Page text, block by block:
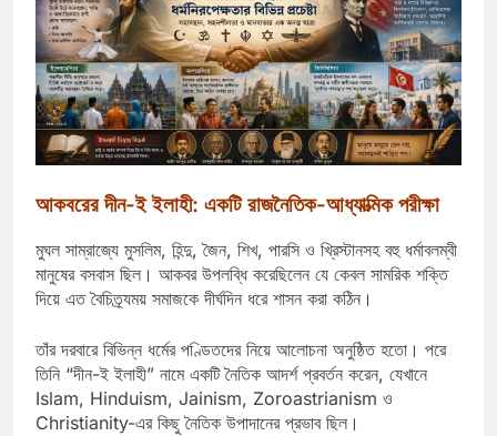
আকবরের দীন-ই ইলাহী: একটি রাজনৈতিক-আধ্যাত্মিক পরীক্ষা
মুঘল সাম্রাজ্যে মুসলিম, হিন্দু, জৈন, শিখ, পারসি ও খ্রিস্টানসহ বহু ধর্মাবলম্বী
মানুষের বসবাস ছিল। আকবর উপলব্ধি করেছিলেন যে কেবল সামরিক শক্তি
দিয়ে এত বৈচিত্র্যময় সমাজকে দীর্ঘদিন ধরে শাসন করা কঠিন।
তাঁর দরবারে বিভিন্ন ধর্মের পণ্ডিতদের নিয়ে আলোচনা অনুষ্ঠিত হতো। পরে
তিনি “দীন-ই ইলাহী” নামে একটি নৈতিক আদর্শ প্রবর্তন করেন, যেখানে
Islam, Hinduism, Jainism, Zoroastrianism ও
Christianity-এর কিছু নৈতিক উপাদানের প্রভাব ছিল।